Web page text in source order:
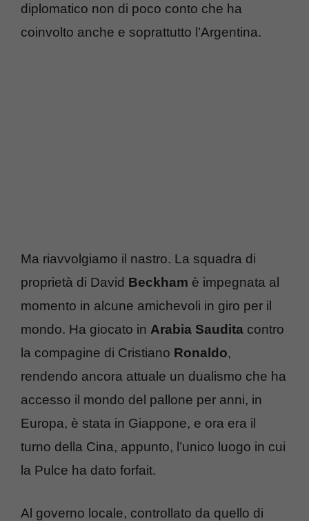
diplomatico non di poco conto che ha
coinvolto anche e soprattutto l’Argentina.
Ma riavvolgiamo il nastro. La squadra di
proprietà di David Beckham è impegnata al
momento in alcune amichevoli in giro per il
mondo. Ha giocato in Arabia Saudita contro
la compagine di Cristiano Ronaldo,
rendendo ancora attuale un dualismo che ha
accesso il mondo del pallone per anni, in
Europa, è stata in Giappone, e ora era il
turno della Cina, appunto, l’unico luogo in cui
la Pulce ha dato forfait.
Al governo locale, controllato da quello di